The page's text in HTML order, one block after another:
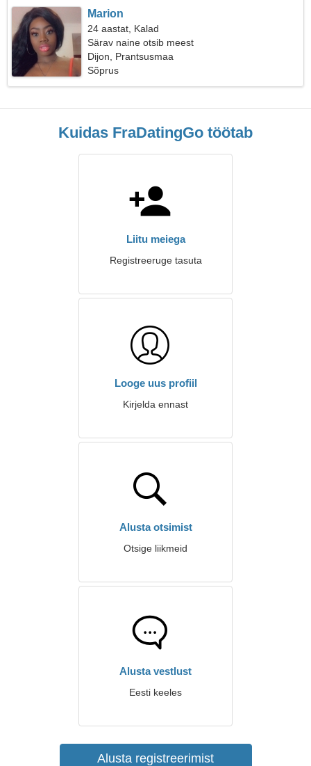
Marion
24 aastat, Kalad
Särav naine otsib meest
Dijon, Prantsusmaa
Sõprus
Kuidas FraDatingGo töötab
Liitu meiega
Registreeruge tasuta
Looge uus profiil
Kirjelda ennast
Alusta otsimist
Otsige liikmeid
Alusta vestlust
Eesti keeles
Alusta registreerimist